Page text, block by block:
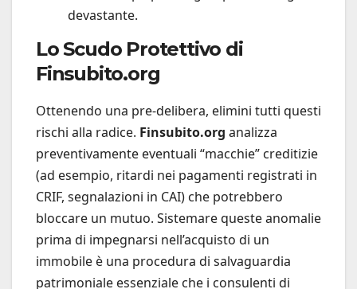
devastante.
Lo Scudo Protettivo di
Finsubito.org
Ottenendo una pre-delibera, elimini tutti questi
rischi alla radice. Finsubito.org analizza
preventivamente eventuali “macchie” creditizie
(ad esempio, ritardi nei pagamenti registrati in
CRIF, segnalazioni in CAI) che potrebbero
bloccare un mutuo. Sistemare queste anomalie
prima di impegnarsi nell’acquisto di un
immobile è una procedura di salvaguardia
patrimoniale essenziale che i consulenti di